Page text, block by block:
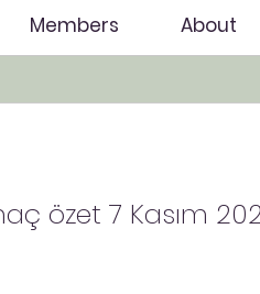
Members About
özet 7 Kasım